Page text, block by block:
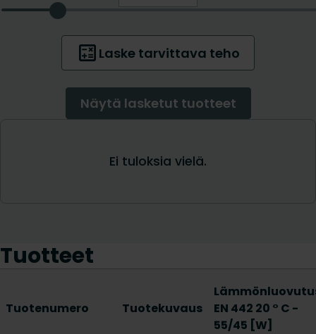
Tuotteet
Tuotenumero Tuotekuvaus
EN 442 20 ° C -
55/45 [W]